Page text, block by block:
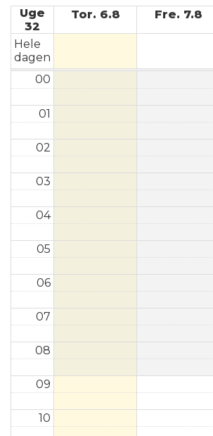
Uge
32
Tor. 6.8 Fre. 7.8
Hele
dagen
00
01
02
03
04
05
06
07
08
09
10